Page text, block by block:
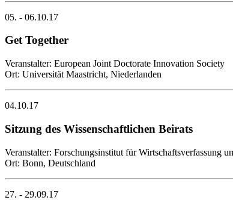
05. - 06.10.17
Get Together
Veranstalter: European Joint Doctorate Innovation Society
Ort: Universität Maastricht, Niederlanden
04.10.17
Sitzung des Wissenschaftlichen Beirats
Veranstalter: Forschungsinstitut für Wirtschaftsverfassung
Ort: Bonn, Deutschland
27. - 29.09.17